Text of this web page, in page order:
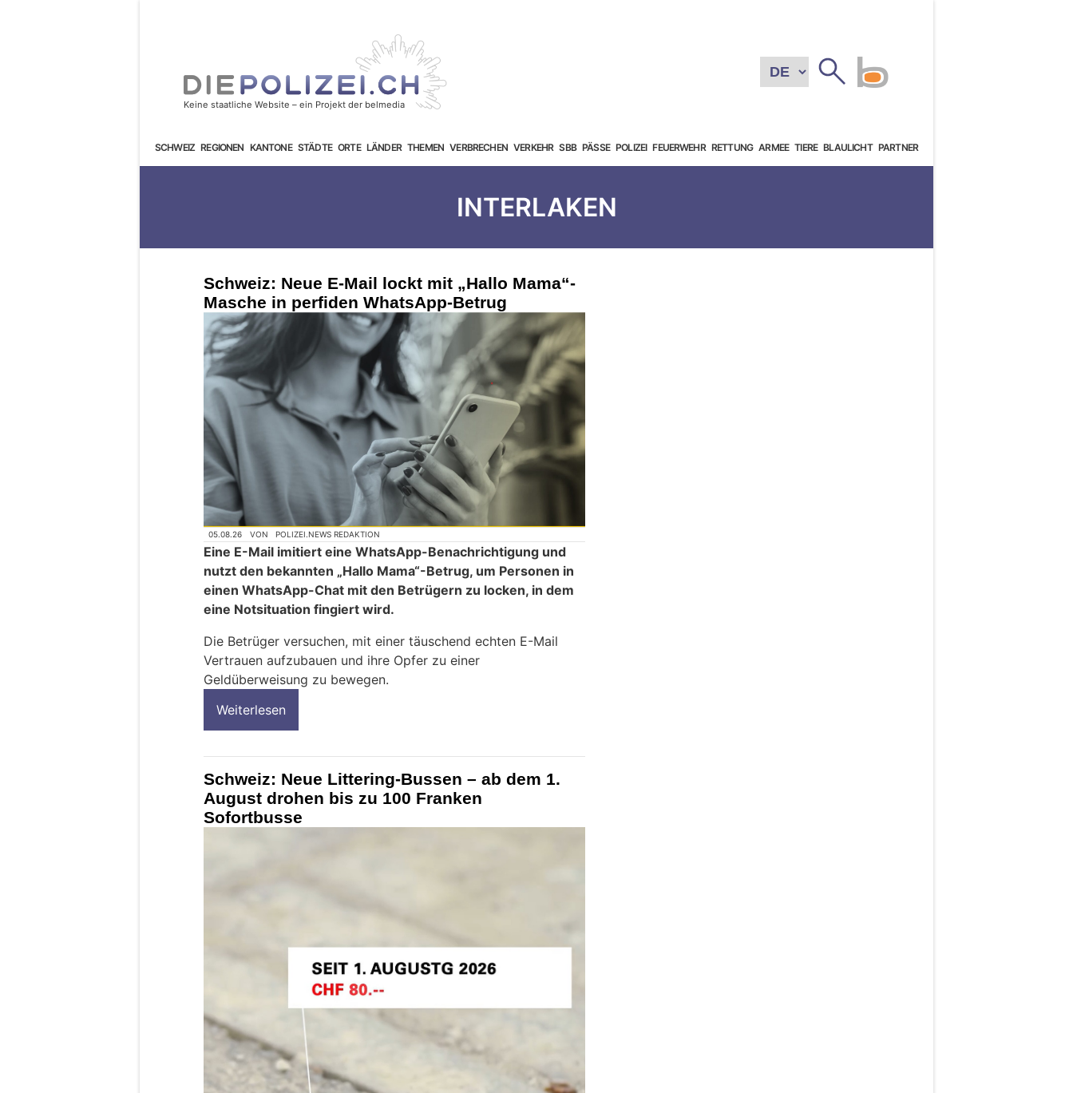
SCHWEIZ REGIONEN KANTONE STÄDTE ORTE LÄNDER THEMEN VERBRECHEN VERKEHR SBB PÄSSE POLIZEI FEUERWEHR RETTUNG ARMEE TIERE BLAULICHT PARTNER
INTERLAKEN
Schweiz: Neue E-Mail lockt mit „Hallo Mama“-
Masche in perfiden WhatsApp-Betrug
05.08.26 VON POLIZEI.NEWS REDAKTION
Eine E-Mail imitiert eine WhatsApp-Benachrichtigung und
nutzt den bekannten „Hallo Mama“-Betrug, um Personen in
einen WhatsApp-Chat mit den Betrügern zu locken, in dem
eine Notsituation fingiert wird.
Die Betrüger versuchen, mit einer täuschend echten E-Mail
Vertrauen aufzubauen und ihre Opfer zu einer
Geldüberweisung zu bewegen.
Weiterlesen
Schweiz: Neue Littering-Bussen – ab dem 1.
August drohen bis zu 100 Franken
Sofortbusse